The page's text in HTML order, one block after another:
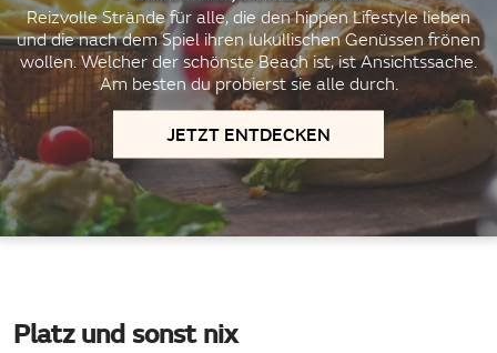
Reizvolle Strände für alle, die den hippen Lifestyle lieben
und die nach dem Spiel ihren lukullischen Genüssen frönen
wollen. Welcher der schönste Beach ist, ist Ansichtssache.
Am besten du probierst sie alle durch.
JETZT ENTDECKEN
Platz und sonst nix